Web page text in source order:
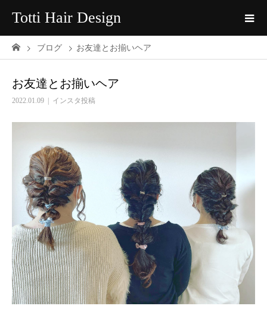
Totti Hair Design
ブログ お友達とお揃いヘア
お友達とお揃いヘア
2022.01.09 インスタ投稿